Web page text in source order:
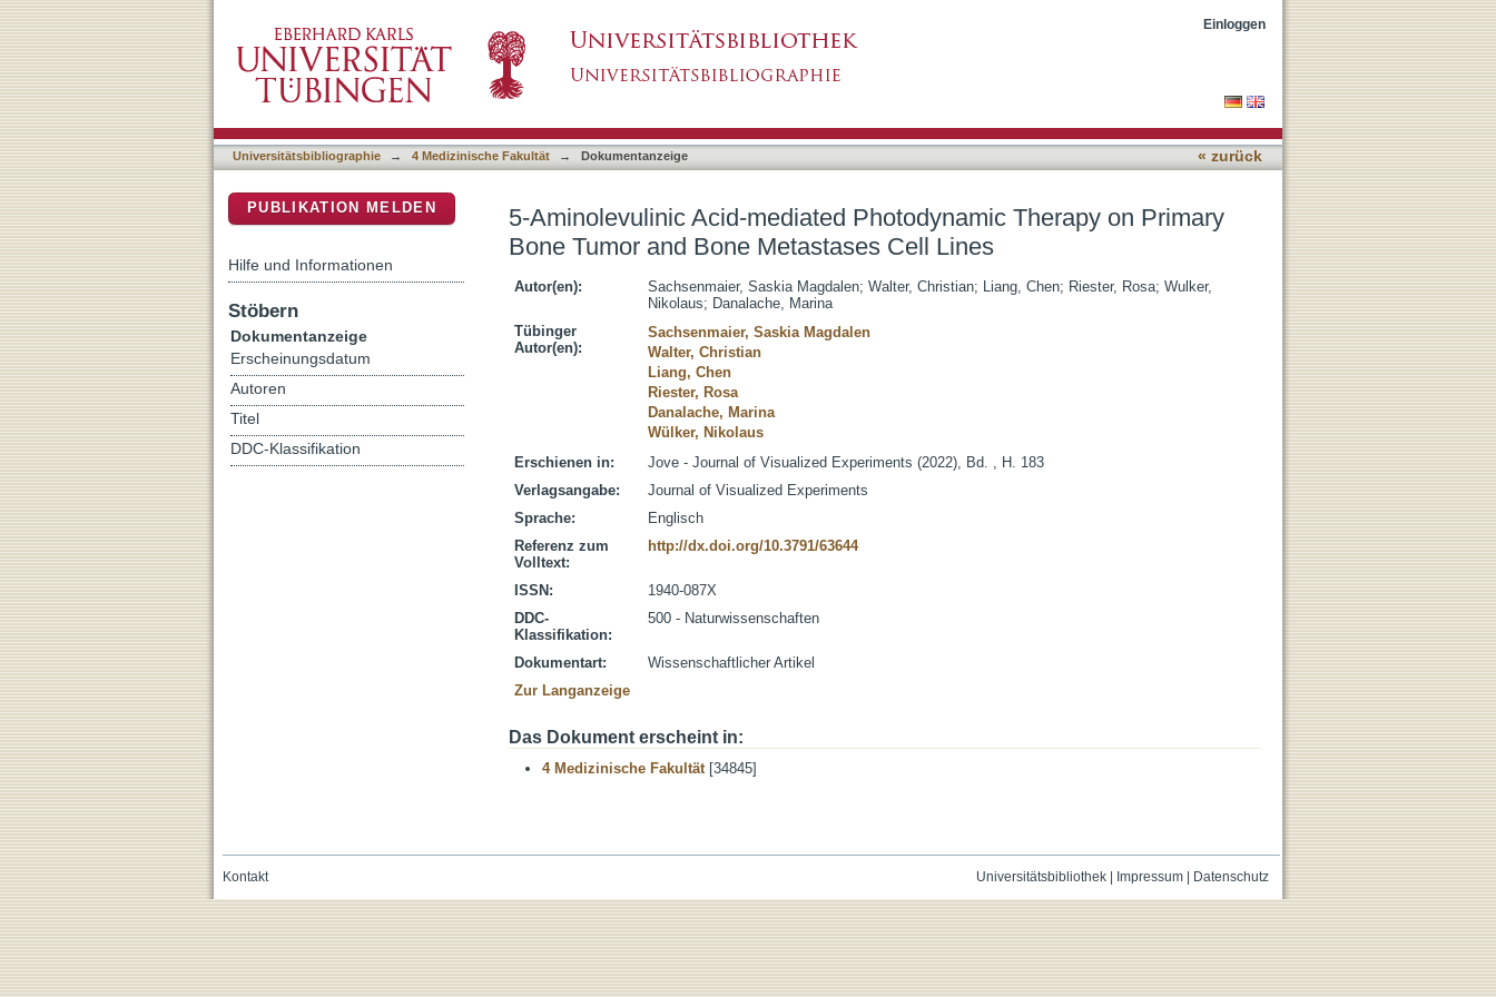
Metastases Cell Lines
Einloggen
Universitätsbibliographie → 4 Medizinische Fakultät → Dokumentanzeige « zurück
5-Aminolevulinic Acid-mediated Photodynamic Therapy on Primary
Bone Tumor and Bone Metastases Cell Lines
Autor(en): Sachsenmaier, Saskia Magdalen; Walter, Christian; Liang, Chen; Riester, Rosa; Wulker,
Nikolaus; Danalache, Marina
Tübinger
Autor(en):
Sachsenmaier, Saskia Magdalen
Walter, Christian
Liang, Chen
Riester, Rosa
Danalache, Marina
Wülker, Nikolaus
Erschienen in:
Jove - Journal of Visualized Experiments (2022), Bd. , H. 183
Verlagsangabe:
Journal of Visualized Experiments
Sprache:
Englisch
Referenz zum
Volltext:
http://dx.doi.org/10.3791/63644
ISSN:
1940-087X
DDC-
Klassifikation:
500 - Naturwissenschaften
Dokumentart:
Wissenschaftlicher Artikel
Zur Langanzeige
Das Dokument erscheint in:
4 Medizinische Fakultät[34845]
PUBLIKATION MELDEN
Hilfe und Informationen
Stöbern
Dokumentanzeige
Erscheinungsdatum
Autoren
Titel
DDC-Klassifikation
Universitätsbibliothek| Impressum| Datenschutz
Kontakt